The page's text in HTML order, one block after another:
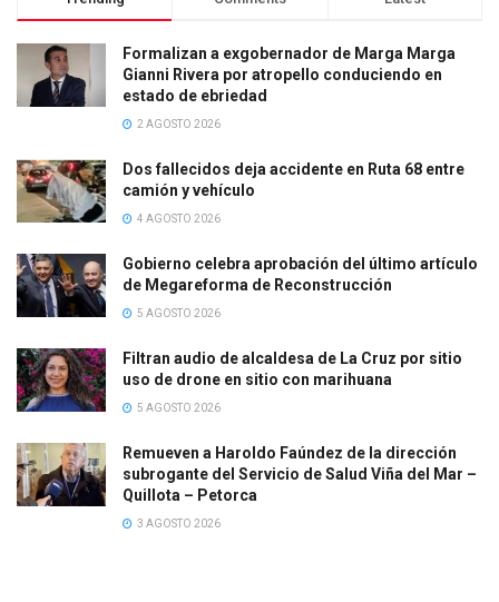
Formalizan a exgobernador de Marga Marga
Gianni Rivera por atropello conduciendo en
estado de ebriedad
2 AGOSTO 2026
Dos fallecidos deja accidente en Ruta 68 entre
camión y vehículo
4 AGOSTO 2026
Gobierno celebra aprobación del último artículo
de Megareforma de Reconstrucción
5 AGOSTO 2026
Filtran audio de alcaldesa de La Cruz por sitio
uso de drone en sitio con marihuana
5 AGOSTO 2026
Remueven a Haroldo Faúndez de la dirección
subrogante del Servicio de Salud Viña del Mar –
Quillota – Petorca
3 AGOSTO 2026